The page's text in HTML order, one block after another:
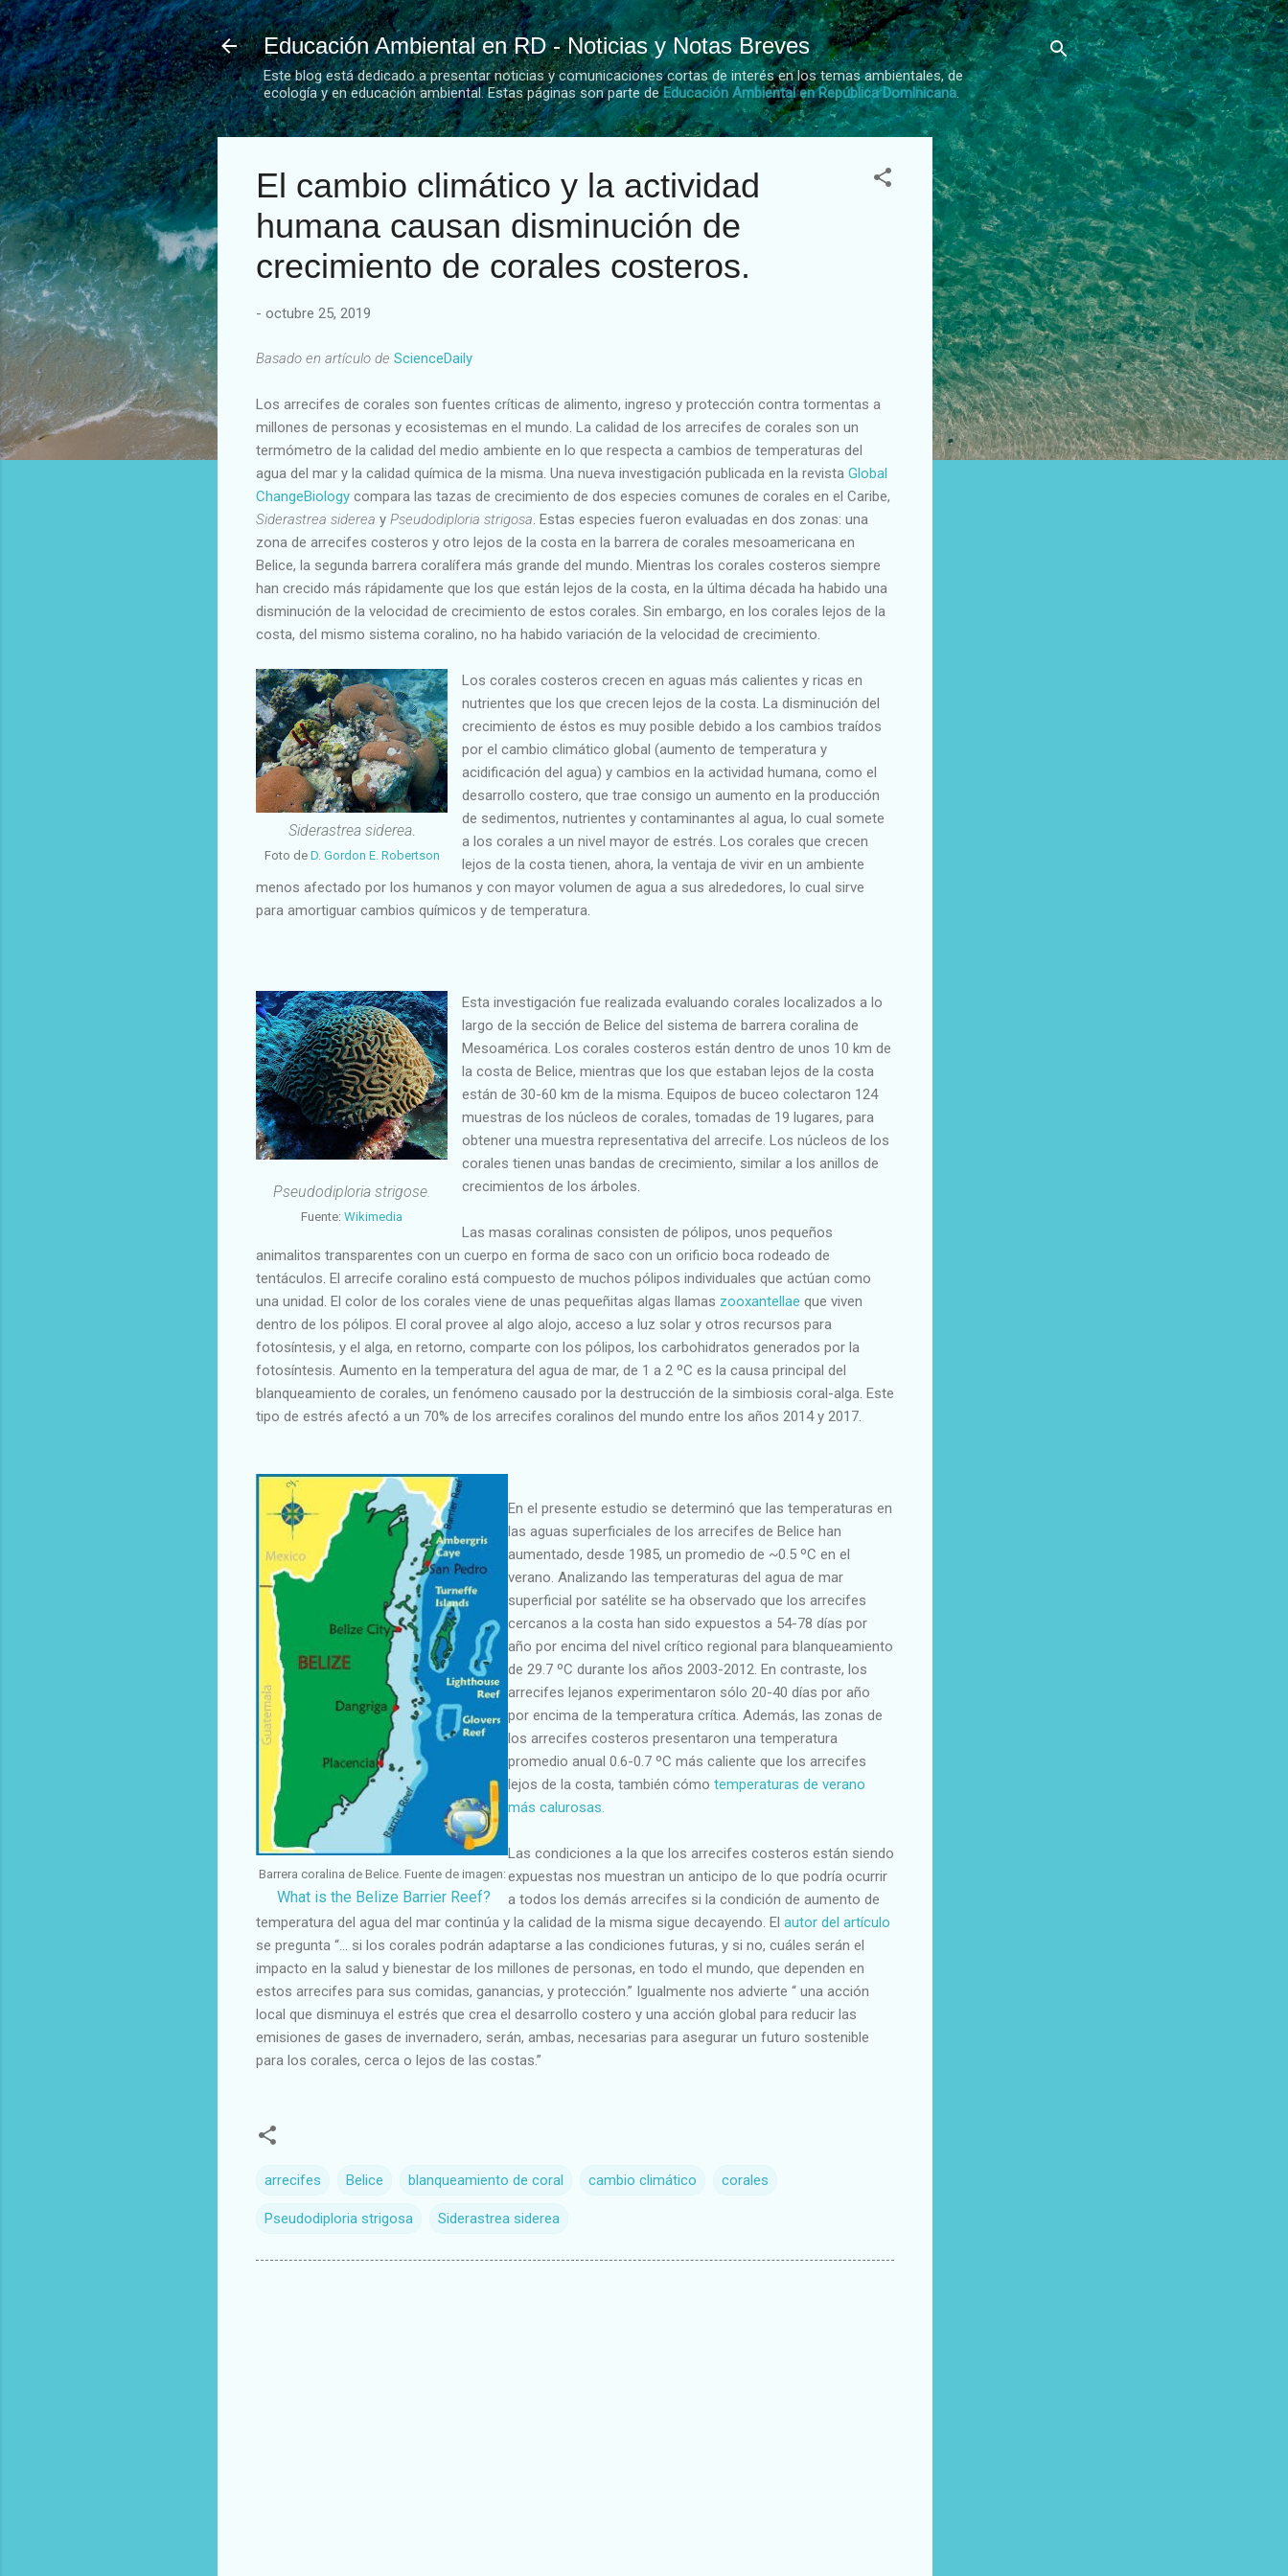
Ir al contenido principal
Educación Ambiental en RD - Noticias y Notas Breves
Este blog está dedicado a presentar noticias y comunicaciones cortas de interés en los temas ambientales, de
ecología y en educación ambiental. Estas páginas son parte deEducación Ambiental en República Dominicana.
El cambio climático y la actividad
humana causan disminución de
crecimiento de corales costeros.
- octubre 25, 2019
Basado en artículo de ScienceDaily
Los arrecifes de corales son fuentes críticas de alimento, ingreso y protección contra tormentas a
millones de personas y ecosistemas en el mundo. La calidad de los arrecifes de corales son un
termómetro de la calidad del medio ambiente en lo que respecta a cambios de temperaturas del
agua del mar y la calidad química de la misma. Una nueva investigación publicada en la revista Global
ChangeBiology compara las tazas de crecimiento de dos especies comunes de corales en el Caribe,
Siderastrea siderea y Pseudodiploria strigosa . Estas especies fueron evaluadas en dos zonas: una
zona de arrecifes costeros y otro lejos de la costa en la barrera de corales mesoamericana en
Belice, la segunda barrera coralífera más grande del mundo. Mientras los corales costeros siempre
han crecido más rápidamente que los que están lejos de la costa, en la última década ha habido una
disminución de la velocidad de crecimiento de estos corales. Sin embargo, en los corales lejos de la
costa, del mismo sistema coralino, no ha habido variación de la velocidad de crecimiento.
Siderastrea siderea
Foto de D. Gordon E. Robertson
Los corales costeros crecen en aguas más calientes y ricas en
nutrientes que los que crecen lejos de la costa. La disminución del
crecimiento de éstos es muy posible debido a los cambios traídos
por el cambio climático global (aumento de temperatura y
acidificación del agua) y cambios en la actividad humana, como el
desarrollo costero, que trae consigo un aumento en la producción
de sedimentos, nutrientes y contaminantes al agua, lo cual somete
a los corales a un nivel mayor de estrés. Los corales que crecen
lejos de la costa tienen, ahora, la ventaja de vivir en un ambiente
menos afectado por los humanos y con mayor volumen de agua a sus alrededores, lo cual sirve
para amortiguar cambios químicos y de temperatura.
Pseudodiploria strigose.
Fuente: Wikimedia
Esta investigación fue realizada evaluando corales localizados a lo
largo de la sección de Belice del sistema de barrera coralina de
Mesoamérica. Los corales costeros están dentro de unos 10 km de
la costa de Belice, mientras que los que estaban lejos de la costa
están de 30-60 km de la misma. Equipos de buceo colectaron 124
muestras de los núcleos de corales, tomadas de 19 lugares, para
obtener una muestra representativa del arrecife. Los núcleos de los
corales tienen unas bandas de crecimiento, similar a los anillos de
crecimientos de los árboles.
Las masas coralinas consisten de pólipos, unos pequeños
animalitos transparentes con un cuerpo en forma de saco con un orificio boca rodeado de
tentáculos. El arrecife coralino está compuesto de muchos pólipos individuales que actúan como
una unidad. El color de los corales viene de unas pequeñitas algas llamas zooxantellae que viven
dentro de los pólipos. El coral provee al algo alojo, acceso a luz solar y otros recursos para
fotosíntesis, y el alga, en retorno, comparte con los pólipos, los carbohidratos generados por la
fotosíntesis. Aumento en la temperatura del agua de mar, de 1 a 2 ºC es la causa principal del
blanqueamiento de corales, un fenómeno causado por la destrucción de la simbiosis coral-alga. Este
tipo de estrés afectó a un 70% de los arrecifes coralinos del mundo entre los años 2014 y 2017.
Barrera coralina de Belice. Fuente de imagen:
What is the Belize Barrier Reef?
En el presente estudio se determinó que las temperaturas en
las aguas superficiales de los arrecifes de Belice han
aumentado, desde 1985, un promedio de ~0.5 ºC en el
verano. Analizando las temperaturas del agua de mar
superficial por satélite se ha observado que los arrecifes
cercanos a la costa han sido expuestos a 54-78 días por
año por encima del nivel crítico regional para blanqueamiento
de 29.7 ºC durante los años 2003-2012. En contraste, los
arrecifes lejanos experimentaron sólo 20-40 días por año
por encima de la temperatura crítica. Además, las zonas de
los arrecifes costeros presentaron una temperatura
promedio anual 0.6-0.7 ºC más caliente que los arrecifes
lejos de la costa, también cómo temperaturas de verano
más calurosas.
Las condiciones a la que los arrecifes costeros están siendo
expuestas nos muestran un anticipo de lo que podría ocurrir
a todos los demás arrecifes si la condición de aumento de
temperatura del agua del mar continúa y la calidad de la misma sigue decayendo. El autor del artículo
se pregunta “… si los corales podrán adaptarse a las condiciones futuras, y si no, cuáles serán el
impacto en la salud y bienestar de los millones de personas, en todo el mundo, que dependen en
estos arrecifes para sus comidas, ganancias, y protección.” Igualmente nos advierte “ una acción
local que disminuya el estrés que crea el desarrollo costero y una acción global para reducir las
emisiones de gases de invernadero, serán, ambas, necesarias para asegurar un futuro sostenible
para los corales, cerca o lejos de las costas.”
arrecifes Belice blanqueamiento de coral cambio climático corales
Pseudodiploria strigosa Siderastrea siderea